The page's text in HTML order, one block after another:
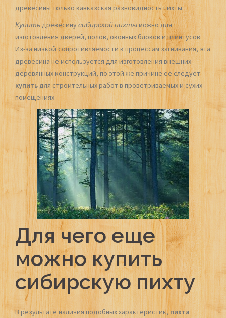
древесины только кавказская разновидность пихты.
Купитьдревесинусибирской пихты можно для
изготовления дверей, полов, оконных блоков и плинтусов.
Из-за низкой сопротивляемости к процессам загнивания, эта
древесина не используется для изготовления внешних
деревянных конструкций, по этой же причине ее следует
купить для строительных работ в проветриваемых и сухих
помещениях.
Для чего еще
можно купить
сибирскую пихту
В результате наличия подобных характеристик,пихта